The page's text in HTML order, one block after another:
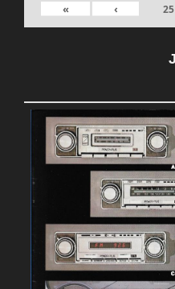
25
›
»